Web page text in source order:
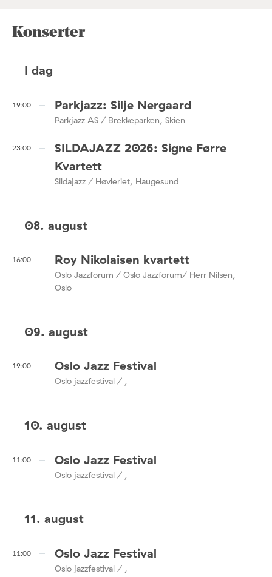
Konserter
I dag
19:00 Parkjazz: Silje Nergaard
Parkjazz AS / Brekkeparken, Skien
23:00
SILDAJAZZ 2026: Signe Førre
Kvartett
Sildajazz / Høvleriet, Haugesund
08. august
16:00 Roy Nikolaisen kvartett
Oslo Jazzforum / Oslo Jazzforum/ Herr Nilsen,
Oslo
09. august
19:00 Oslo Jazz Festival
Oslo jazzfestival / ,
10. august
11:00 Oslo Jazz Festival
Oslo jazzfestival / ,
11. august
11:00 Oslo Jazz Festival
Oslo jazzfestival / ,